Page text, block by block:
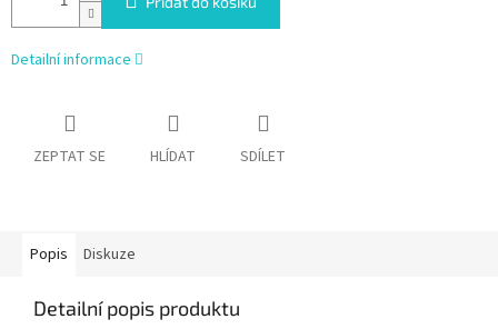
Detailní informace
ZEPTAT SE HLÍDAT SDÍLET
Popis Diskuze
Detailní popis produktu